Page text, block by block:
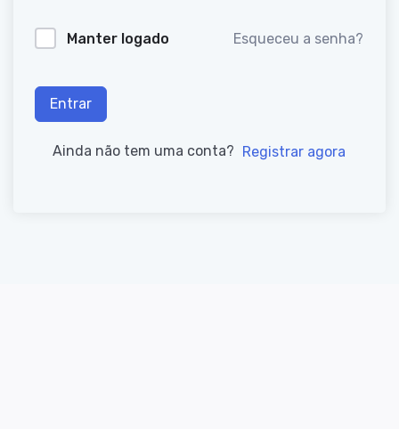
Manter logado Esqueceu a senha?
Entrar
Ainda não tem uma conta? Registrar agora